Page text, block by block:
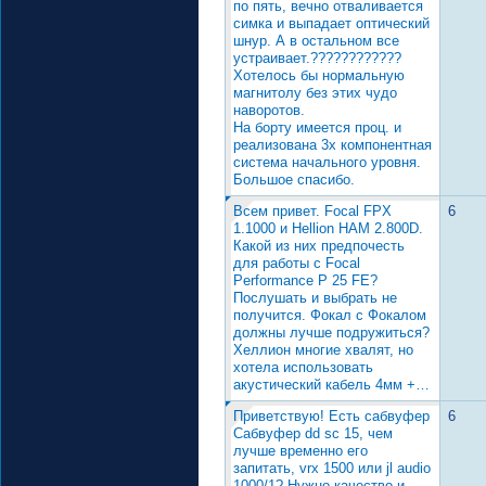
по пять, вечно отваливается
симка и выпадает оптический
шнур. А в остальном все
устраивает.????????????
Хотелось бы нормальную
магнитолу без этих чудо
наворотов.
На борту имеется проц. и
реализована 3х компонентная
система начального уровня.
Большое спасибо.
Всем привет. Focal FPX
1.1000 и Hellion HAM 2.800D.
Какой из них предпочесть
для работы с Focal
Performance P 25 FE?
Послушать и выбрать не
получится. Фокал с Фокалом
должны лучше подружиться?
Хеллион многие хвалят, но
хотела использовать
акустический кабель 4мм +…
6
Приветствую! Есть сабвуфер
Сабвуфер dd sc 15, чем
лучше временно его
запитать, vrx 1500 или jl audio
6